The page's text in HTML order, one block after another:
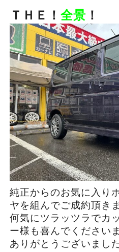
ＴＨＥ！ 全景 ！
純正からのお気に入り
ヤを組んでご成約頂き
何気にツラッツラでカ
ー様も喜んでください
ありがとうございまし